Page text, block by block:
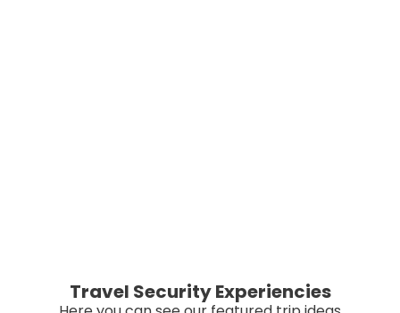
Travel Security Experiencies